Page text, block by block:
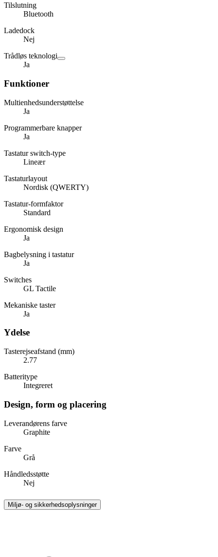
Tilslutning
Bluetooth
Ladedock
Nej
Trådløs teknologi
Ja
Funktioner
Multienhedsunderstøttelse
Ja
Programmerbare knapper
Ja
Tastatur switch-type
Lineær
Tastaturlayout
Nordisk (QWERTY)
Tastatur-formfaktor
Standard
Ergonomisk design
Ja
Bagbelysning i tastatur
Ja
Switches
GL Tactile
Mekaniske taster
Ja
Ydelse
Tasterejseafstand (mm)
2.77
Batteritype
Integreret
Design, form og placering
Leverandørens farve
Graphite
Farve
Grå
Håndledsstøtte
Nej
Miljø- og sikkerhedsoplysninger